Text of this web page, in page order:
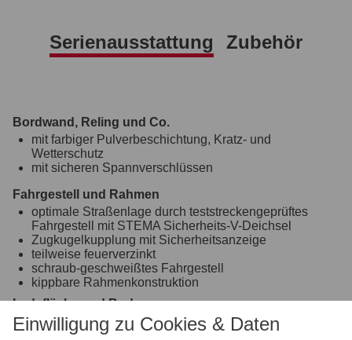
Serienausstattung Zubehör
Bordwand, Reling und Co.
mit farbiger Pulverbeschichtung, Kratz- und
Wetterschutz
mit sicheren Spannverschlüssen
Fahrgestell und Rahmen
optimale Straßenlage durch teststreckengeprüftes
Fahrgestell mit STEMA Sicherheits-V-Deichsel
Zugkugelkupplung mit Sicherheitsanzeige
teilweise feuerverzinkt
schraub-geschweißtes Fahrgestell
kippbare Rahmenkonstruktion
Ladefläche und Boden
feuerverzinkte Laufschienen
Einwilligung zu Cookies & Daten